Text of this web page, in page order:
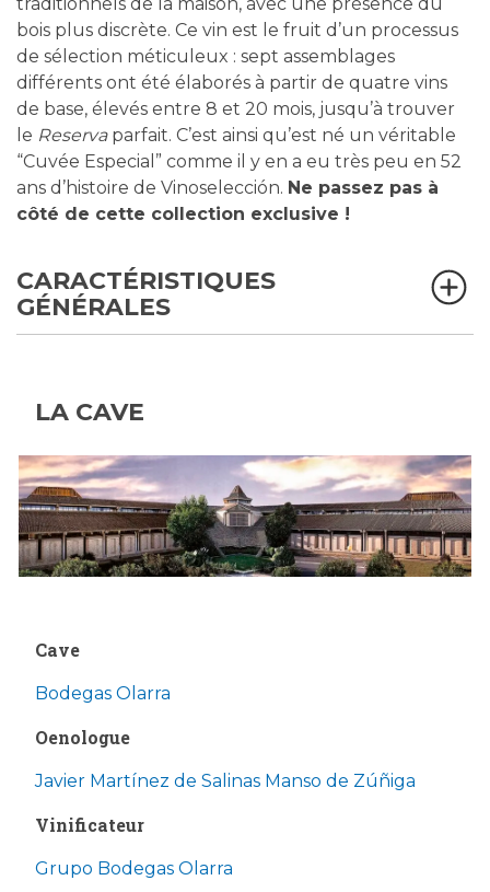
bois plus discrète. Ce vin est le fruit d’un processus
de sélection méticuleux : sept assemblages
différents ont été élaborés à partir de quatre vins
de base, élevés entre 8 et 20 mois, jusqu’à trouver
le Reservaparfait. C’est ainsi qu’est né un véritable
“Cuvée Especial” comme il y en a eu très peu en 52
ans d’histoire de Vinoselección. Ne passez pas à
côté de cette collection exclusive !
CARACTÉRISTIQUES
GÉNÉRALES
LA CAVE
Cave
Bodegas Olarra
Oenologue
Javier Martínez de Salinas Manso de Zúñiga
Vinificateur
Grupo Bodegas Olarra